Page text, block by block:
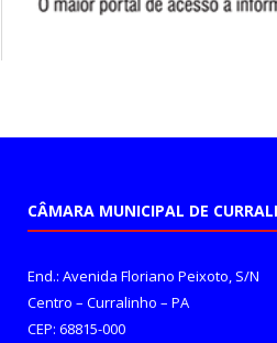
CÂMARA MUNICIPAL DE
End.: Avenida Floriano Peixoto, S/N
Centro – Curralinho – PA
CEP: 68815-000